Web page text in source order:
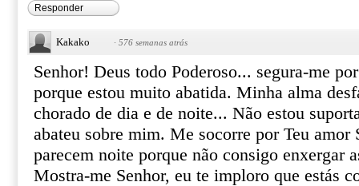
Responder
Kakako · 576 semanas atrás
Senhor! Deus todo Poderoso... segura-me
porque estou muito abatida. Minha alma
chorado de dia e de noite... Não estou
abateu sobre mim. Me socorre por Teu amor
parecem noite porque não consigo enxergar
Mostra-me Senhor, eu te imploro que estás